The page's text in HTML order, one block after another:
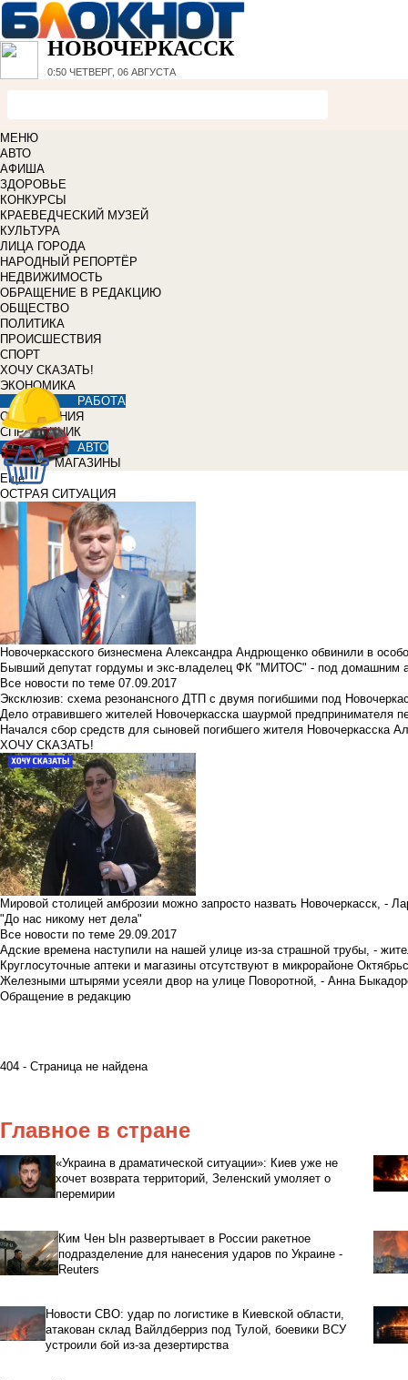
НОВОЧЕРКАССК
0:50 ЧЕТВЕРГ, 06 АВГУСТА
МЕНЮ
АВТО
АФИША
ЗДОРОВЬЕ
КОНКУРСЫ
КРАЕВЕДЧЕСКИЙ МУЗЕЙ
КУЛЬТУРА
ЛИЦА ГОРОДА
НАРОДНЫЙ РЕПОРТЁР
НЕДВИЖИМОСТЬ
ОБРАЩЕНИЕ В РЕДАКЦИЮ
ОБЩЕСТВО
ПОЛИТИКА
ПРОИСШЕСТВИЯ
СПОРТ
ХОЧУ СКАЗАТЬ!
ЭКОНОМИКА
РАБОТА
ОБЪЯВЛЕНИЯ
СПРАВОЧНИК
АВТО
МАГАЗИНЫ
Еще
ОСТРАЯ СИТУАЦИЯ
Новочеркасского бизнесмена Александра Андрющенко обвинили в
Бывший депутат гордумы и экс-владелец ФК "МИТОС" - под домашним
Все новости по теме 07.09.2017
Эксклюзив: схема резонансного ДТП с двумя погибшими под
Дело отравившего жителей Новочеркасска шаурмой предпринимателя
Начался сбор средств для сыновей погибшего жителя Новочеркасска
ХОЧУ СКАЗАТЬ!
Мировой столицей амброзии можно запросто назвать Новочеркасск, -
"До нас никому нет дела"
Все новости по теме 29.09.2017
Адские времена наступили на нашей улице из-за страшной трубы, -
Круглосуточные аптеки и магазины отсутствуют в микрорайоне
Железными штырями усеяли двор на улице Поворотной, - Анна
Обращение в редакцию
404 - Страница не найдена
Главное в стране
«Украина в драматической ситуации»: Киев уже не
хочет возврата территорий, Зеленский умоляет о
перемирии
Ким Чен Ын развертывает в России ракетное
подразделение для нанесения ударов по Украине -
Reuters
Новости СВО: удар по логистике в Киевской области,
атакован склад Вайлдберриз под Тулой, боевики ВСУ
устроили бой из-за дезертирства